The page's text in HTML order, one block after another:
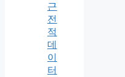
근
전
적
데
이
터